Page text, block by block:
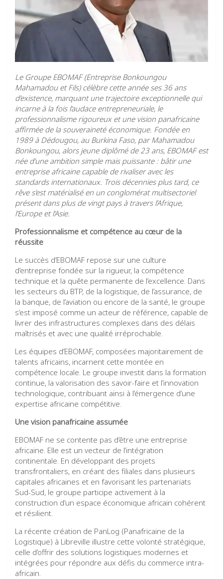
Le Groupe EBOMAF (Entreprise Bonkoungou
Mahamadou et Fils) célèbre cette année ses 36 ans
d’existence, marquant une trajectoire exceptionnelle qui
incarne à la fois l’audace entrepreneuriale, le
professionnalisme rigoureux et une vision panafricaine
affirmée de la souveraineté économique. Fondée en
1989 à Dédougou, au Burkina Faso, par Mahamadou
Bonkoungou, alors jeune diplômé de 23 ans, EBOMAF est
née d’une ambition simple mais puissante : bâtir une
entreprise africaine capable de rivaliser avec les
standards internationaux. Trois décennies plus tard, ce
rêve s’est matérialisé en un conglomérat multisectoriel
présent dans plus de vingt pays à travers l’Afrique,
l’Europe et l’Asie.
Professionnalisme et compétence au cœur de la
réussite
Le succès d’EBOMAF repose sur une culture
d’entreprise fondée sur la rigueur, la compétence
technique et la quête permanente de l’excellence. Dans
les secteurs du BTP, de la logistique, de l’assurance, de
la banque, de l’aviation ou encore de la santé, le groupe
s’est imposé comme un acteur de référence, capable de
livrer des infrastructures complexes dans des délais
maîtrisés et avec une qualité irréprochable.
Les équipes d’EBOMAF, composées majoritairement de
talents africains, incarnent cette montée en
compétence locale. Le groupe investit dans la formation
continue, la valorisation des savoir-faire et l’innovation
technologique, contribuant ainsi à l’émergence d’une
expertise africaine compétitive.
Une vision panafricaine assumée
EBOMAF ne se contente pas d’être une entreprise
africaine. Elle est un vecteur de l’intégration
continentale. En développant des projets
transfrontaliers, en créant des filiales dans plusieurs
capitales africaines et en favorisant les partenariats
Sud-Sud, le groupe participe activement à la
construction d’un espace économique africain cohérent
et résilient.
La récente création de PanLog (Panafricaine de la
Logistique) à Libreville illustre cette volonté stratégique,
celle d’offrir des solutions logistiques modernes et
intégrées pour répondre aux défis du commerce intra-
africain.